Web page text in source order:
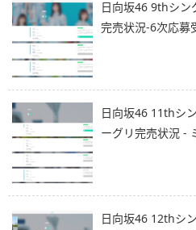
日向坂46 9thシン
完売状況-6次応募
日向坂46 11thシ
ーグリ完売状況 -
日向坂46 12thシ